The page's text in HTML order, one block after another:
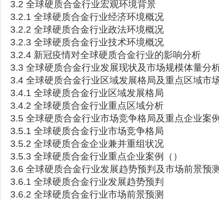
3.2 全球硬质合金行业宏观环境背景
3.2.1 全球硬质合金行业经济环境概况
3.2.2 全球硬质合金行业政法环境概况
3.2.3 全球硬质合金行业技术环境概况
3.2.4 新冠疫情对全球硬质合金行业的影响分析
3.3 全球硬质合金行业发展现状及市场规模体量分
3.4 全球硬质合金行业区域发展格局及重点区域市
3.4.1 全球硬质合金行业区域发展格局
3.4.2 全球硬质合金行业重点区域分析
3.5 全球硬质合金行业市场竞争格局及重点企业案
3.5.1 全球硬质合金行业市场竞争格局
3.5.2 全球硬质合金企业兼并重组状况
3.5.3 全球硬质合金行业重点企业案例（）
3.6 全球硬质合金行业发展趋势预判及市场前景预
3.6.1 全球硬质合金行业发展趋势预判
3.6.2 全球硬质合金行业市场前景预测